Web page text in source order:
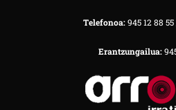
Telefonoa:945 12 88 55
Erantzungailua: